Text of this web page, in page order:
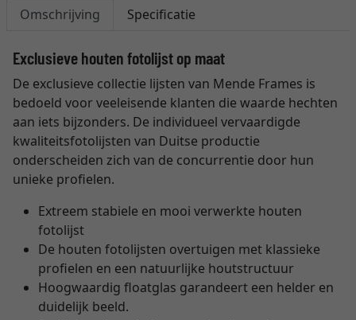
Omschrijving Specificatie
Exclusieve houten fotolijst op maat
De exclusieve collectie lijsten van Mende Frames is
bedoeld voor veeleisende klanten die waarde hechten
aan iets bijzonders. De individueel vervaardigde
kwaliteitsfotolijsten van Duitse productie
onderscheiden zich van de concurrentie door hun
unieke profielen.
Extreem stabiele en mooi verwerkte houten
fotolijst
De houten fotolijsten overtuigen met klassieke
profielen en een natuurlijke houtstructuur
Hoogwaardig floatglas garandeert een helder en
duidelijk beeld.